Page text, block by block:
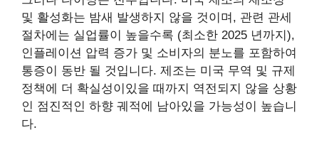
및 활성화는 밤새 발생하지 않을 것이며, 관련 관세
절차에는 실업률이 높을수록 (최소한 2025 년까지),
인플레이션 압력 증가 및 소비자의 분노를 포함하여
통증이 동반 될 것입니다. 제조는 미국 무역 및 규제
정책에 더 확실성이있을 때까지 역전되지 않을 상황
인 점진적인 하향 궤적에 남아있을 가능성이 높습니
다.